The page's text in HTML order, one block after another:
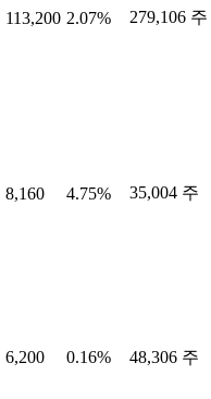
113,200 2.07% 279,106 주
8,160 4.75% 35,004 주
6,200 0.16% 48,306 주